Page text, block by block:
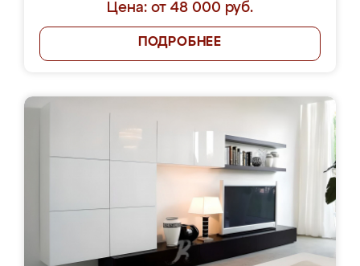
Цена: от 48 000 руб.
ПОДРОБНЕЕ